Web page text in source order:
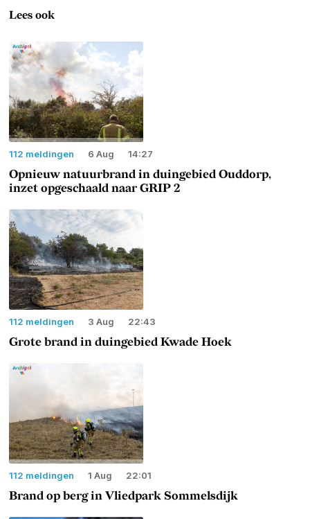
Lees ook
112 meldingen 6 Aug 14:27
Opnieuw natuurbrand in duingebied Ouddorp,
inzet opgeschaald naar GRIP 2
112 meldingen 3 Aug 22:43
Grote brand in duingebied Kwade Hoek
112 meldingen 1 Aug 22:01
Brand op berg in Vliedpark Sommelsdijk